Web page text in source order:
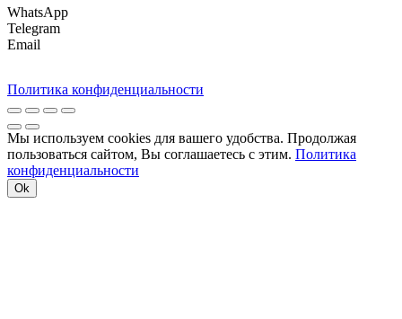
WhatsApp
Telegram
Email
Политика конфиденциальности
Мы используем cookies для вашего удобства. Продолжая
пользоваться сайтом, Вы соглашаетесь с этим. Политика
конфиденциальности
Ok